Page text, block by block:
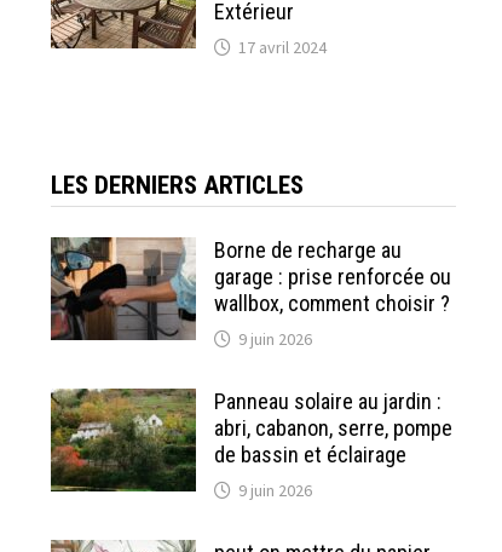
Extérieur
17 avril 2024
LES DERNIERS ARTICLES
Borne de recharge au
garage : prise renforcée ou
wallbox, comment choisir ?
9 juin 2026
Panneau solaire au jardin :
abri, cabanon, serre, pompe
de bassin et éclairage
9 juin 2026